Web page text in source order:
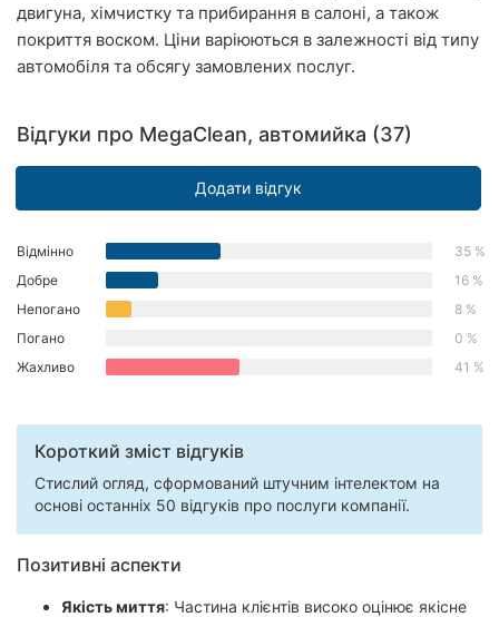
Харків
Дніпро
Ріг
Миколаїв
Чернігів
Черкаси
Суми
двигуна, хімчистку та прибирання в салоні, а також
покриття воском. Ціни варіюються в залежності від типу
автомобіля та обсягу замовлених послуг.
Відгуки про MegaClean, автомийка (37)
Додати відгук
Відмінно
35 %
Добре
16 %
Непогано
8 %
Погано
0 %
Жахливо
41 %
Короткий зміст відгуків
Стислий огляд, сформований штучним інтелектом на
основі останніх 50 відгуків про послуги компанії.
Позитивні аспекти
Якість миття: Частина клієнтів високо оцінює якісне